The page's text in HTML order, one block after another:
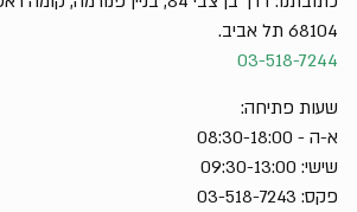
68104 תל אביב.
03-518-7244
שעות פתיחה:
א-ה - 08:30-18:00
שישי: 09:30-13:00
פקס: 03-518-7243